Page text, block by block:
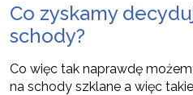
Co zyskamy
schody?
Co więc tak naprawdę
na schody szklane a więc